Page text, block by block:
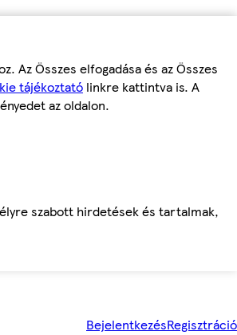
Az Összes elfogadása és az Összes
tájékoztató linkre kattintva is. A
az oldalon.
szabott hirdetések és tartalmak,
BejelentkezésRegisztráció